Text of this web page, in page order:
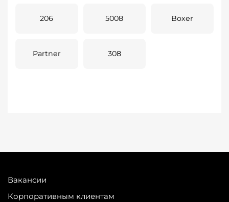
206 5008 Boxer
Partner 308
Вакансии
Корпоративным клиентам